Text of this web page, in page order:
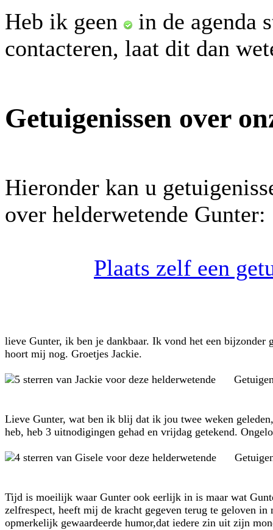
Heb ik geen
in de agenda
contacteren, laat dit dan
Getuigenissen over
Hieronder kan u
over helderwetende Gunter:
Plaats zelf een
lieve Gunter, ik ben je dankbaar. Ik vond het een
hoort mij nog. Groetjes Jackie.
Lieve Gunter, wat ben ik blij dat ik jou twee weken
heb, heb 3 uitnodigingen gehad en vrijdag getekend.
Tijd is moeilijk waar Gunter ook eerlijk in is maar wat
zelfrespect, heeft mij de kracht gegeven terug te geloven
opmerkelijk gewaardeerde humor,dat iedere zin uit zijn